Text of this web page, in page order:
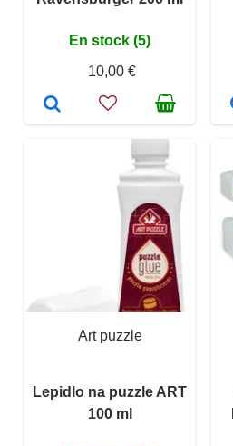
En stock (5)
10,00 €
Art puzzle
Lepidlo na puzzle ART
100 ml